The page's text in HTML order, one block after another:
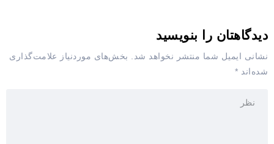
دیدگاهتان را بنویسید
نشانی ایمیل شما منتشر نخواهد شد. بخش‌های موردنیاز علامت‌گذاری
شده‌اند *